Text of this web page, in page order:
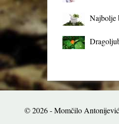
Najbolje
© 2026 - Momčilo Antonijević